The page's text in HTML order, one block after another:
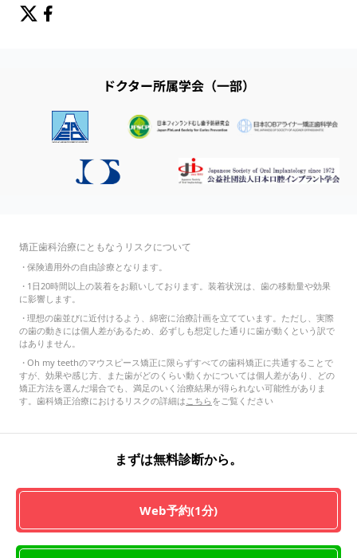
ドクター所属学会（一部）
矯正歯科治療にともなうリスクについて
・保険適用外の自由診療となります。
・ 1日20時間以上の装着をお願いしております。装着状況は、歯の移動量や効果
に影響します。
・理想の歯並びに近付けるよう、綿密に治療計画を立てています。ただし、実際
の歯の動きには個人差があるため、必ずしも想定した通りに歯が動くという訳で
はありません。
・Oh my teethのマウスピース矯正に限らずすべての歯科矯正に共通することで
すが、効果や感じ方、また歯がどのくらい動くかについては個人差があり、どの
矯正方法を選んだ場合でも、満足のいく治療結果が得られない可能性がありま
す。歯科矯正治療におけるリスクの詳細は こちらをご覧ください
まずは無料診断から。
Web予約(1分)